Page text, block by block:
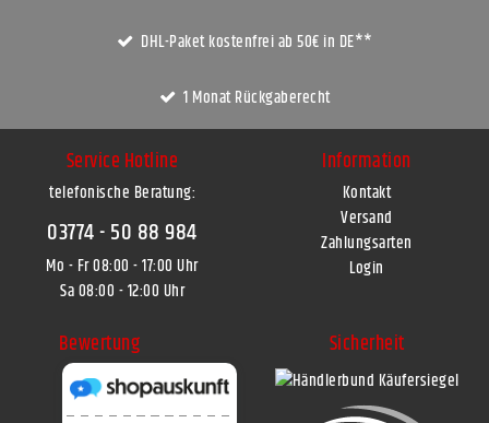
DHL-Paket kostenfrei ab 50€ in DE**
1 Monat Rückgaberecht
Service Hotline
telefonische Beratung:
03774 - 50 88 984
Mo - Fr 08:00 - 17:00 Uhr
Sa 08:00 - 12:00 Uhr
Information
Kontakt
Versand
Zahlungsarten
Login
Bewertung Sicherheit